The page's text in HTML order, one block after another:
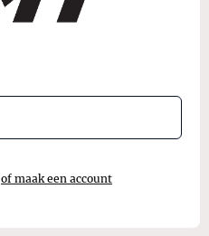
of maak een account